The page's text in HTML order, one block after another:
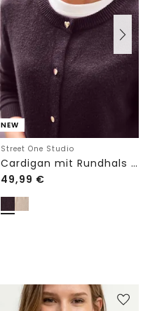
NEW
Street One Studio
Cardigan mit Rundhals und Knöpfen
49,99 €